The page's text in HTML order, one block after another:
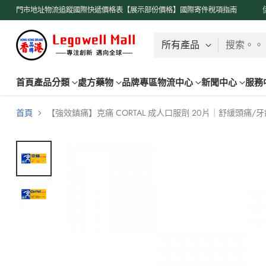
門市地址物流追蹤國際快遞價格表【展示部份價格】 國際寄件稅項指南
了解更多
搜索。
首頁產品分類 處方藥物 品牌專區物流中心 新聞中心 服務
首頁 【強效鎮痛】克痛 CORTAL 成人口服劑 20片｜舒緩頭痛